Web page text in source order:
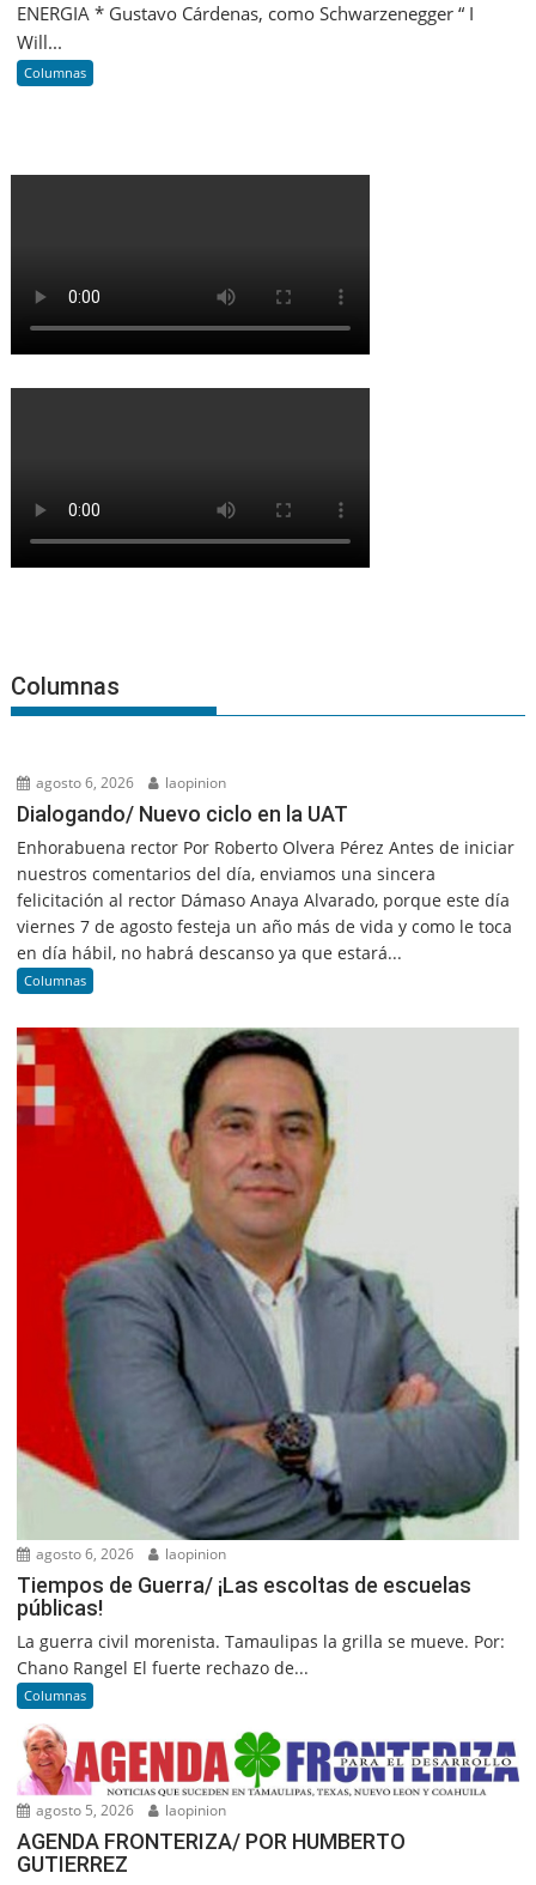
ENERGIA * Gustavo Cárdenas, como Schwarzenegger “ I
Will...
Columnas
Columnas
agosto 6, 2026 laopinion
Dialogando/ Nuevo ciclo en la UAT
Enhorabuena rector Por Roberto Olvera Pérez Antes de iniciar
nuestros comentarios del día, enviamos una sincera
felicitación al rector Dámaso Anaya Alvarado, porque este día
viernes 7 de agosto festeja un año más de vida y como le toca
en día hábil, no habrá descanso ya que estará...
Columnas
agosto 6, 2026 laopinion
Tiempos de Guerra/ ¡Las escoltas de escuelas
públicas!
La guerra civil morenista. Tamaulipas la grilla se mueve. Por:
Chano Rangel El fuerte rechazo de...
Columnas
agosto 5, 2026 laopinion
AGENDA FRONTERIZA/ POR HUMBERTO
GUTIERREZ